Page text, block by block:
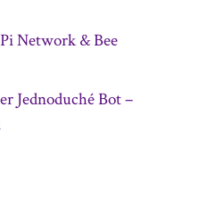
Network & Bee
Jednoduché Bot –